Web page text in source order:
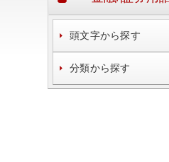
頭文字から探す
分類から探す